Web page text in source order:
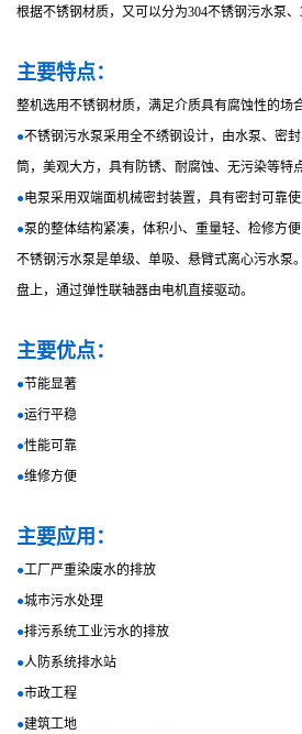
根据不锈钢材质，又可以分为304不锈钢污水泵
主要特点：
整机选用不锈钢材质，满足介质具有腐蚀性的场
●不锈钢污水泵采用全不绣钢设计，由水泵、密
筒，美观大方，具有防锈、耐腐蚀、无污染等特
●电泵采用双端面机械密封装置，具有密封可靠
●泵的整体结构紧凑，体积小、重量轻、检修方
不锈钢污水泵是单级、单吸、悬臂式离心污水
盘上，通过弹性联轴器由电机直接驱动。
主要优点：
●节能显著
●运行平稳
●性能可靠
●维修方便
主要应用：
●工厂严重染废水的排放
●城市污水处理
●排污系统工业污水的排放
●人防系统排水站
●市政工程
●建筑工地